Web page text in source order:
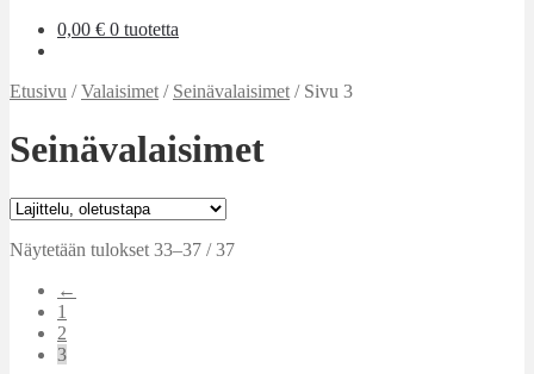
0,00 € 0 tuotetta
Etusivu /Valaisimet / Seinävalaisimet / Sivu 3
Seinävalaisimet
Näytetään tulokset 33–37 / 37
←
1
2
3